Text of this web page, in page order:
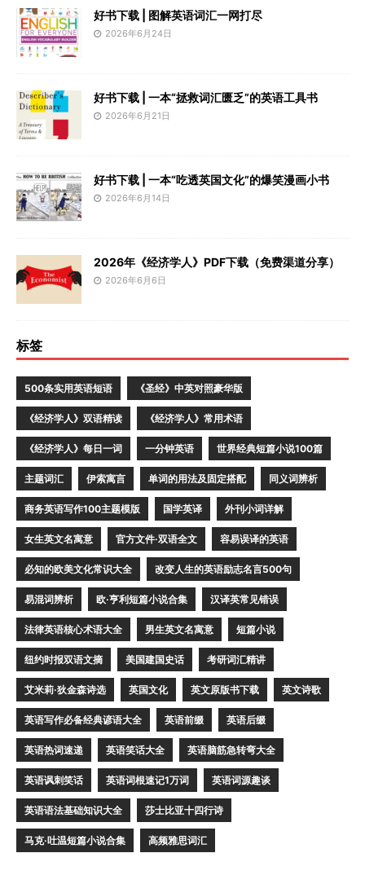
好书下载 | 图解英语词汇一网打尽
2026年6月24日
好书下载 | 一本“拯救词汇匮乏”的英语工具书
2026年6月21日
好书下载 | 一本“吃透英国文化”的爆笑漫画小书
2026年6月14日
2026年《经济学人》PDF下载（免费渠道分享）
2026年6月6日
标签
500条实用英语短语 《圣经》中英对照豪华版
《经济学人》双语精读 《经济学人》常用术语
《经济学人》每日一词 一分钟英语 世界经典短篇小说100篇
主题词汇 伊索寓言 单词的用法及固定搭配 同义词辨析
商务英语写作100主题模版 国学英译 外刊小词详解
女生英文名寓意 官方文件·双语全文 容易误译的英语
必知的欧美文化常识大全 改变人生的英语励志名言500句
易混词辨析 欧·亨利短篇小说合集 汉译英常见错误
法律英语核心术语大全 男生英文名寓意 短篇小说
纽约时报双语文摘 美国建国史话 考研词汇精讲
艾米莉·狄金森诗选 英国文化 英文原版书下载 英文诗歌
英语写作必备经典谚语大全 英语前缀 英语后缀
英语热词速递 英语笑话大全 英语脑筋急转弯大全
英语讽刺笑话 英语词根速记1万词 英语词源趣谈
英语语法基础知识大全 莎士比亚十四行诗
马克·吐温短篇小说合集 高频雅思词汇